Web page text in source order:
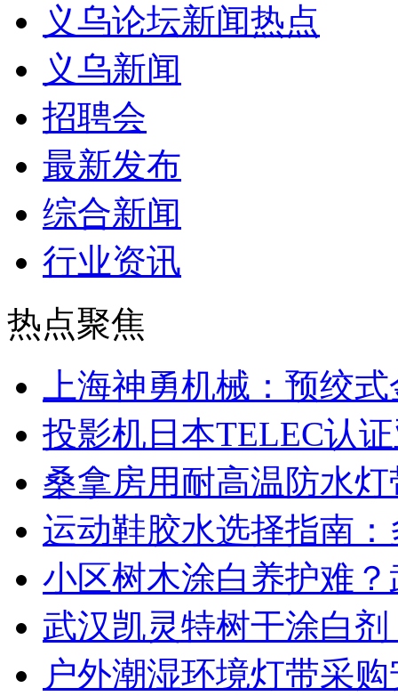
义乌论坛新闻热点
义乌新闻
招聘会
最新发布
综合新闻
行业资讯
热点聚焦
上海神勇机械：预绞
投影机日本TELEC认
桑拿房用耐高温防水
运动鞋胶水选择指南
小区树木涂白养护难
武汉凯灵特树干涂白
户外潮湿环境灯带采